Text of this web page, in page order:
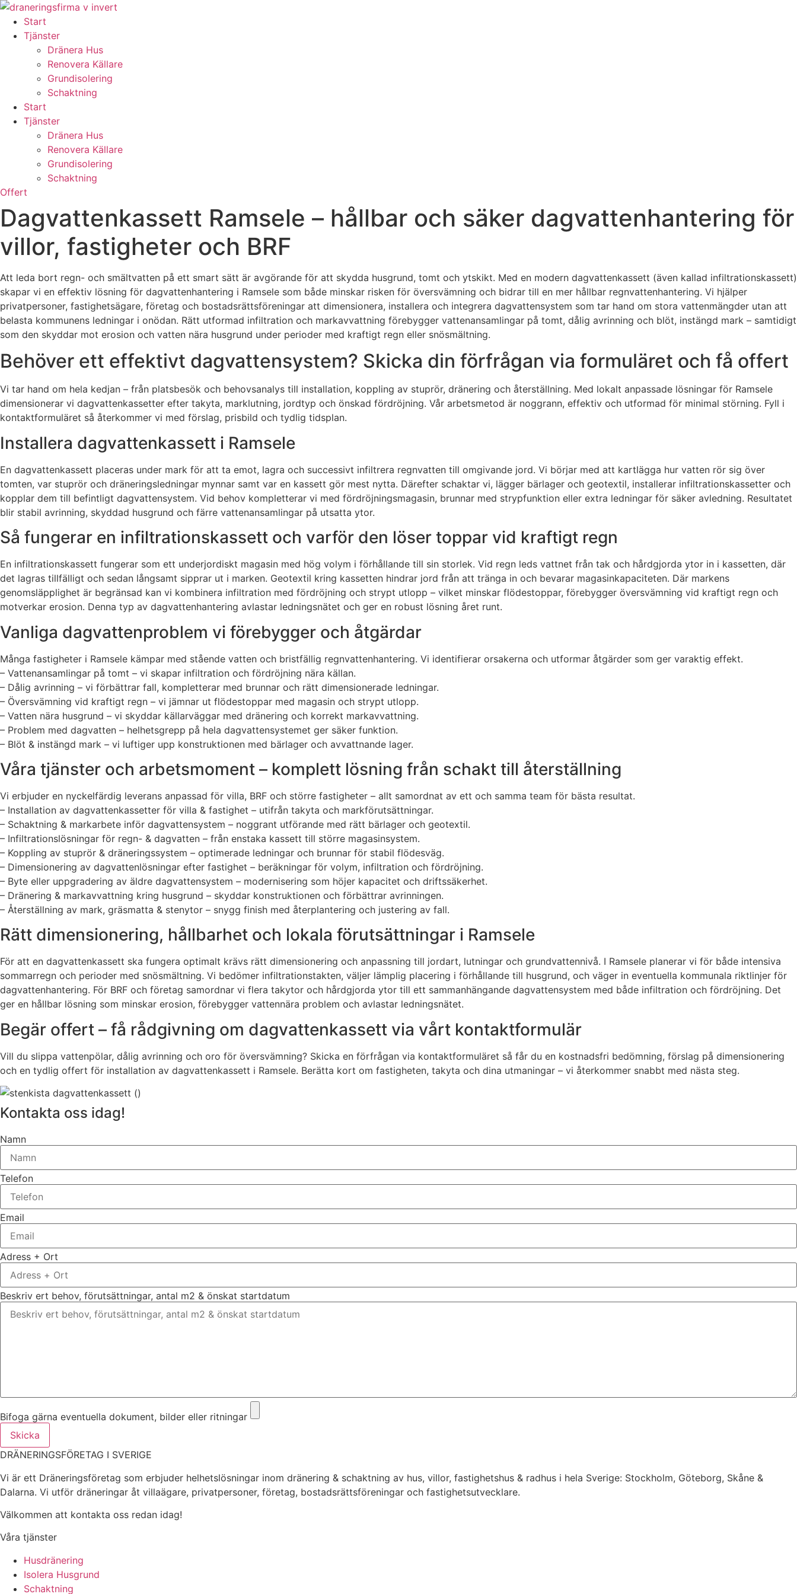
Skip
content
Start
Tjänster
Dränera Hus
Renovera Källare
Grundisolering
Schaktning
Start
Tjänster
Dränera Hus
Renovera Källare
Grundisolering
Schaktning
Offert
Dagvattenkassett Ramsele – hållbar och säker dagvattenhantering för
villor, fastigheter och BRF
Att leda bort regn- och smältvatten på ett smart sätt är avgörande för att skydda husgrund, tomt och ytskikt. Med en modern dagvattenkassett (även kallad infiltrationskassett)
skapar vi en effektiv lösning för dagvattenhantering i Ramsele som både minskar risken för översvämning och bidrar till en mer hållbar regnvattenhantering. Vi hjälper
privatpersoner, fastighetsägare, företag och bostadsrättsföreningar att dimensionera, installera och integrera dagvattensystem som tar hand om stora vattenmängder utan att
belasta kommunens ledningar i onödan. Rätt utformad infiltration och markavvattning förebygger vattenansamlingar på tomt, dålig avrinning och blöt, instängd mark – samtidigt
som den skyddar mot erosion och vatten nära husgrund under perioder med kraftigt regn eller snösmältning.
Behöver ett effektivt dagvattensystem? Skicka din förfrågan via formuläret och få offert
Vi tar hand om hela kedjan – från platsbesök och behovsanalys till installation, koppling av stuprör, dränering och återställning. Med lokalt anpassade lösningar för Ramsele
dimensionerar vi dagvattenkassetter efter takyta, marklutning, jordtyp och önskad fördröjning. Vår arbetsmetod är noggrann, effektiv och utformad för minimal störning. Fyll i
kontaktformuläret så återkommer vi med förslag, prisbild och tydlig tidsplan.
Installera dagvattenkassett i Ramsele
En dagvattenkassett placeras under mark för att ta emot, lagra och successivt infiltrera regnvatten till omgivande jord. Vi börjar med att kartlägga hur vatten rör sig över
tomten, var stuprör och dräneringsledningar mynnar samt var en kassett gör mest nytta. Därefter schaktar vi, lägger bärlager och geotextil, installerar infiltrationskassetter och
kopplar dem till befintligt dagvattensystem. Vid behov kompletterar vi med fördröjningsmagasin, brunnar med strypfunktion eller extra ledningar för säker avledning. Resultatet
blir stabil avrinning, skyddad husgrund och färre vattenansamlingar på utsatta ytor.
Så fungerar en infiltrationskassett och varför den löser toppar vid kraftigt regn
En infiltrationskassett fungerar som ett underjordiskt magasin med hög volym i förhållande till sin storlek. Vid regn leds vattnet från tak och hårdgjorda ytor in i kassetten, där
det lagras tillfälligt och sedan långsamt sipprar ut i marken. Geotextil kring kassetten hindrar jord från att tränga in och bevarar magasinkapaciteten. Där markens
genomsläpplighet är begränsad kan vi kombinera infiltration med fördröjning och strypt utlopp – vilket minskar flödestoppar, förebygger översvämning vid kraftigt regn och
motverkar erosion. Denna typ av dagvattenhantering avlastar ledningsnätet och ger en robust lösning året runt.
Vanliga dagvattenproblem vi förebygger och åtgärdar
Många fastigheter i Ramsele kämpar med stående vatten och bristfällig regnvattenhantering. Vi identifierar orsakerna och utformar åtgärder som ger varaktig effekt.
– Vattenansamlingar på tomt – vi skapar infiltration och fördröjning nära källan.
– Dålig avrinning – vi förbättrar fall, kompletterar med brunnar och rätt dimensionerade ledningar.
– Översvämning vid kraftigt regn – vi jämnar ut flödestoppar med magasin och strypt utlopp.
– Vatten nära husgrund – vi skyddar källarväggar med dränering och korrekt markavvattning.
– Problem med dagvatten – helhetsgrepp på hela dagvattensystemet ger säker funktion.
– Blöt & instängd mark – vi luftiger upp konstruktionen med bärlager och avvattnande lager.
Våra tjänster och arbetsmoment – komplett lösning från schakt till återställning
Vi erbjuder en nyckelfärdig leverans anpassad för villa, BRF och större fastigheter – allt samordnat av ett och samma team för bästa resultat.
– Installation av dagvattenkassetter för villa & fastighet – utifrån takyta och markförutsättningar.
– Schaktning & markarbete inför dagvattensystem – noggrant utförande med rätt bärlager och geotextil.
– Infiltrationslösningar för regn- & dagvatten – från enstaka kassett till större magasinsystem.
– Koppling av stuprör & dräneringssystem – optimerade ledningar och brunnar för stabil flödesväg.
– Dimensionering av dagvattenlösningar efter fastighet – beräkningar för volym, infiltration och fördröjning.
– Byte eller uppgradering av äldre dagvattensystem – modernisering som höjer kapacitet och driftssäkerhet.
– Dränering & markavvattning kring husgrund – skyddar konstruktionen och förbättrar avrinningen.
– Återställning av mark, gräsmatta & stenytor – snygg finish med återplantering och justering av fall.
Rätt dimensionering, hållbarhet och lokala förutsättningar i Ramsele
För att en dagvattenkassett ska fungera optimalt krävs rätt dimensionering och anpassning till jordart, lutningar och grundvattennivå. I Ramsele planerar vi för både intensiva
sommarregn och perioder med snösmältning. Vi bedömer infiltrationstakten, väljer lämplig placering i förhållande till husgrund, och väger in eventuella kommunala riktlinjer för
dagvattenhantering. För BRF och företag samordnar vi flera takytor och hårdgjorda ytor till ett sammanhängande dagvattensystem med både infiltration och fördröjning. Det
ger en hållbar lösning som minskar erosion, förebygger vattennära problem och avlastar ledningsnätet.
Begär offert – få rådgivning om dagvattenkassett via vårt kontaktformulär
Vill du slippa vattenpölar, dålig avrinning och oro för översvämning? Skicka en förfrågan via kontaktformuläret så får du en kostnadsfri bedömning, förslag på dimensionering
och en tydlig offert för installation av dagvattenkassett i Ramsele. Berätta kort om fastigheten, takyta och dina utmaningar – vi återkommer snabbt med nästa steg.
Kontakta oss idag!
Namn
Telefon
Email
Adress + Ort
Beskriv ert behov, förutsättningar, antal m2 & önskat startdatum
Bifoga gärna eventuella dokument, bilder eller ritningar
Skicka
DRÄNERINGSFÖRETAG I SVERIGE
Vi är ett Dräneringsföretag som erbjuder helhetslösningar inom dränering & schaktning av hus, villor, fastighetshus & radhus i hela Sverige: Stockholm, Göteborg, Skåne &
Dalarna. Vi utför dräneringar åt villaägare, privatpersoner, företag, bostadsrättsföreningar och fastighetsutvecklare.
Välkommen att kontakta oss redan idag!
Våra tjänster
Husdränering
Isolera Husgrund
Schaktning